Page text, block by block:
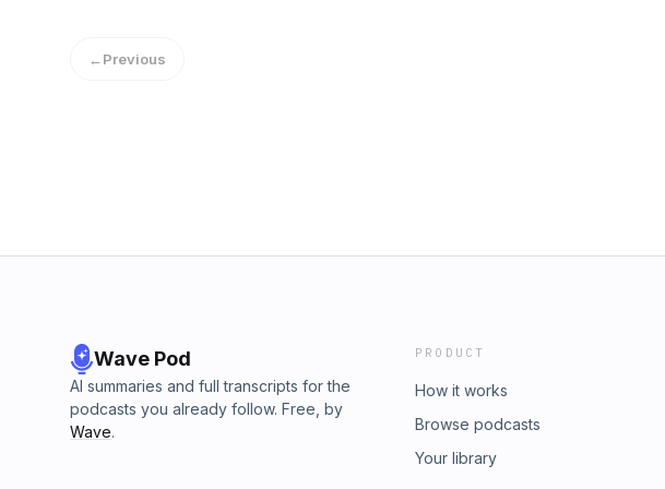
←Previous
Wave Pod
AI summaries and full transcripts for the
podcasts you already follow. Free, by
Wave.
PRODUCT
How it works
Browse podcasts
Your library